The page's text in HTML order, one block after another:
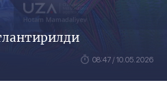
08:47 / 10.05.2026